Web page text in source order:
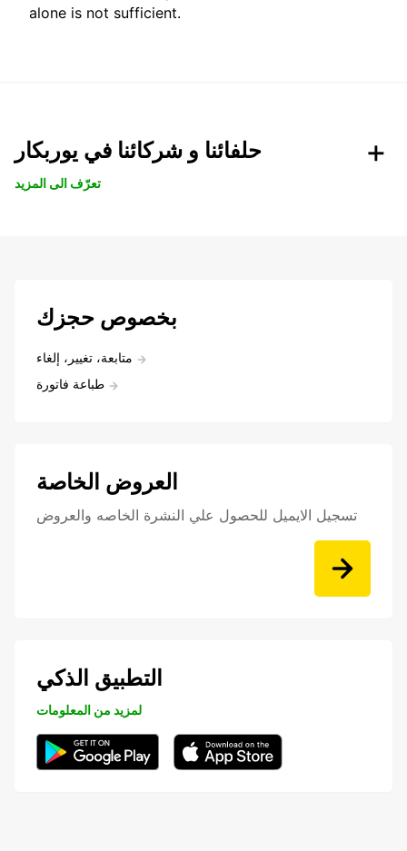
alone is not sufficient.
حلفائنا و شركائنا في يوربكار
تعرّف الى المزيد
بخصوص حجزك
متابعة، تغيير، إلغاء
طباعة فاتورة
العروض الخاصة
تسجيل الايميل للحصول علي النشرة الخاصه والعروض
التطبيق الذكي
لمزيد من المعلومات